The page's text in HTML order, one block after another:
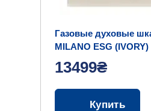
Газовые духовые
MILANO ESG (IVORY)
13499₴
Купить